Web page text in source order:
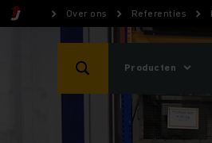
Over ons Referenties
Producten